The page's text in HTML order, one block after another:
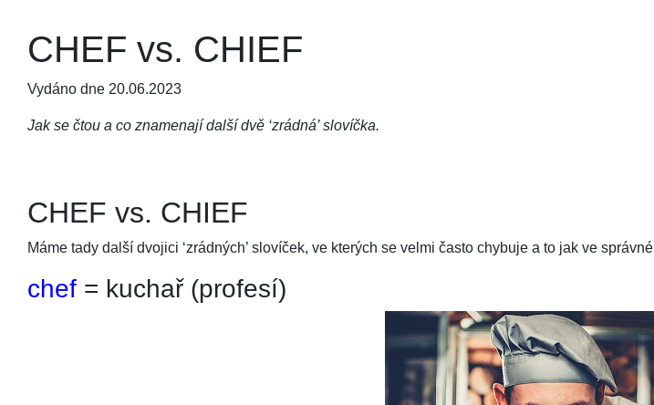
CHEF vs. CHIEF
Vydáno dne 20.06.2023
Jak se čtou a co znamenají další dvě ‘zrádná’ slovíčka.
CHEF vs. CHIEF
Máme tady další dvojici ‘zrádných’ slovíček, ve kterých se velmi často chybuje a to jak ve správné
chef = kuchař (profesí)